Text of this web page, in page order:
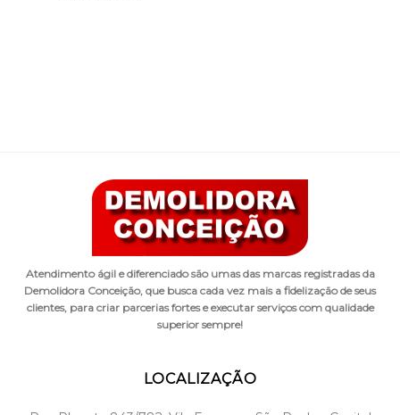
Atendimento ágil e diferenciado são umas das marcas registradas da
Demolidora Conceição, que busca cada vez mais a fidelização de seus
clientes, para criar parcerias fortes e executar serviços com qualidade
superior sempre!
LOCALIZAÇÃO